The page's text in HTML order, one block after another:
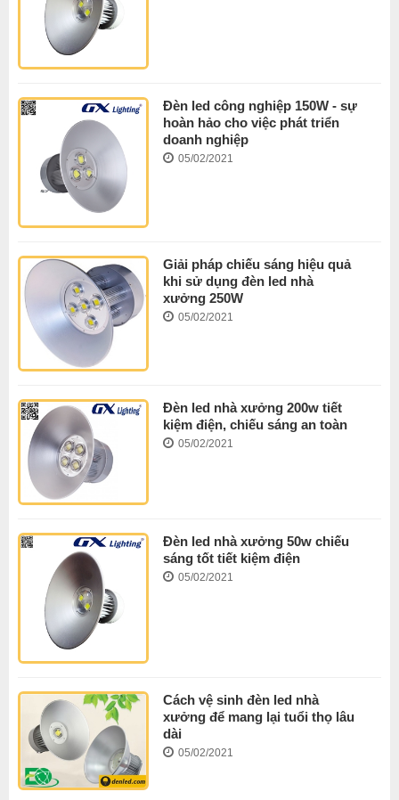
Đèn led công nghiệp 150W - sự
hoàn hảo cho việc phát triển
doanh nghiệp
05/02/2021
Giải pháp chiếu sáng hiệu quả
khi sử dụng đèn led nhà
xưởng 250W
05/02/2021
Đèn led nhà xưởng 200w tiết
kiệm điện, chiếu sáng an toàn
05/02/2021
Đèn led nhà xưởng 50w chiếu
sáng tốt tiết kiệm điện
05/02/2021
Cách vệ sinh đèn led nhà
xưởng để mang lại tuổi thọ lâu
dài
05/02/2021